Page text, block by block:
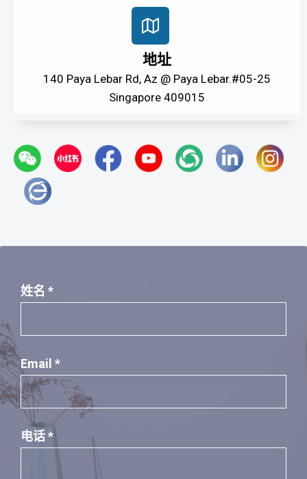
地址
140 Paya Lebar Rd, Az @ Paya Lebar.#05-25
Singapore 409015
姓名 *
Email *
电话 *